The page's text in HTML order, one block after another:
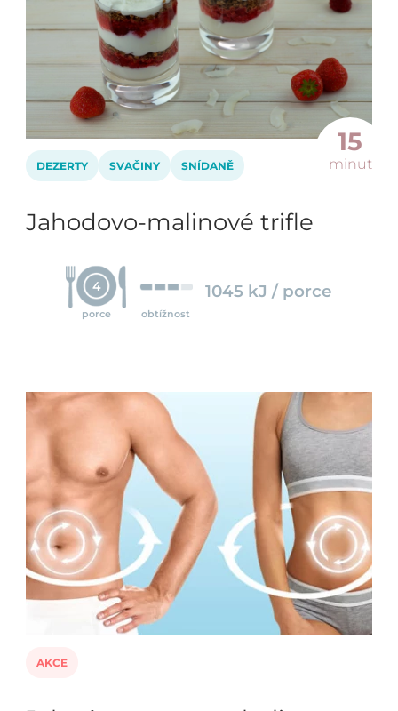
15
minut
DEZERTY SVAČINY SNÍDANĚ
Jahodovo-malinové trifle
4
porce obtížnost
1045 kJ / porce
AKCE